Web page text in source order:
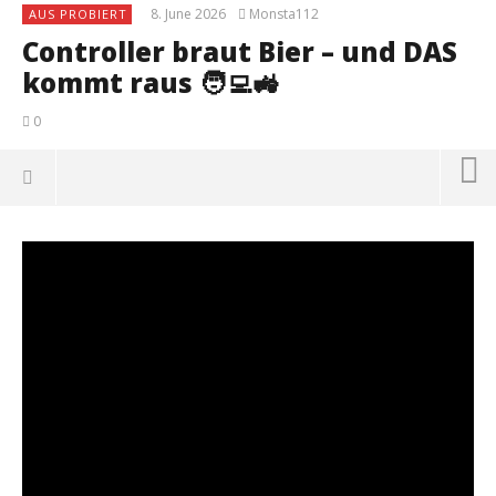
AUS PROBIERT 8. June 2026 Monsta112
Controller braut Bier – und DAS
kommt raus 🧑‍💻🚜
0